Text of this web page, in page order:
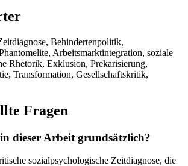
Behindertenpolitik,
Arbeitsmarktintegration, soziale
Rhetorik, Exklusion, Prekarisierung,
Transformation, Gesellschaftskritik,
Fragen
dieser Arbeit grundsätzlich?
sozialpsychologische Zeitdiagnose, die